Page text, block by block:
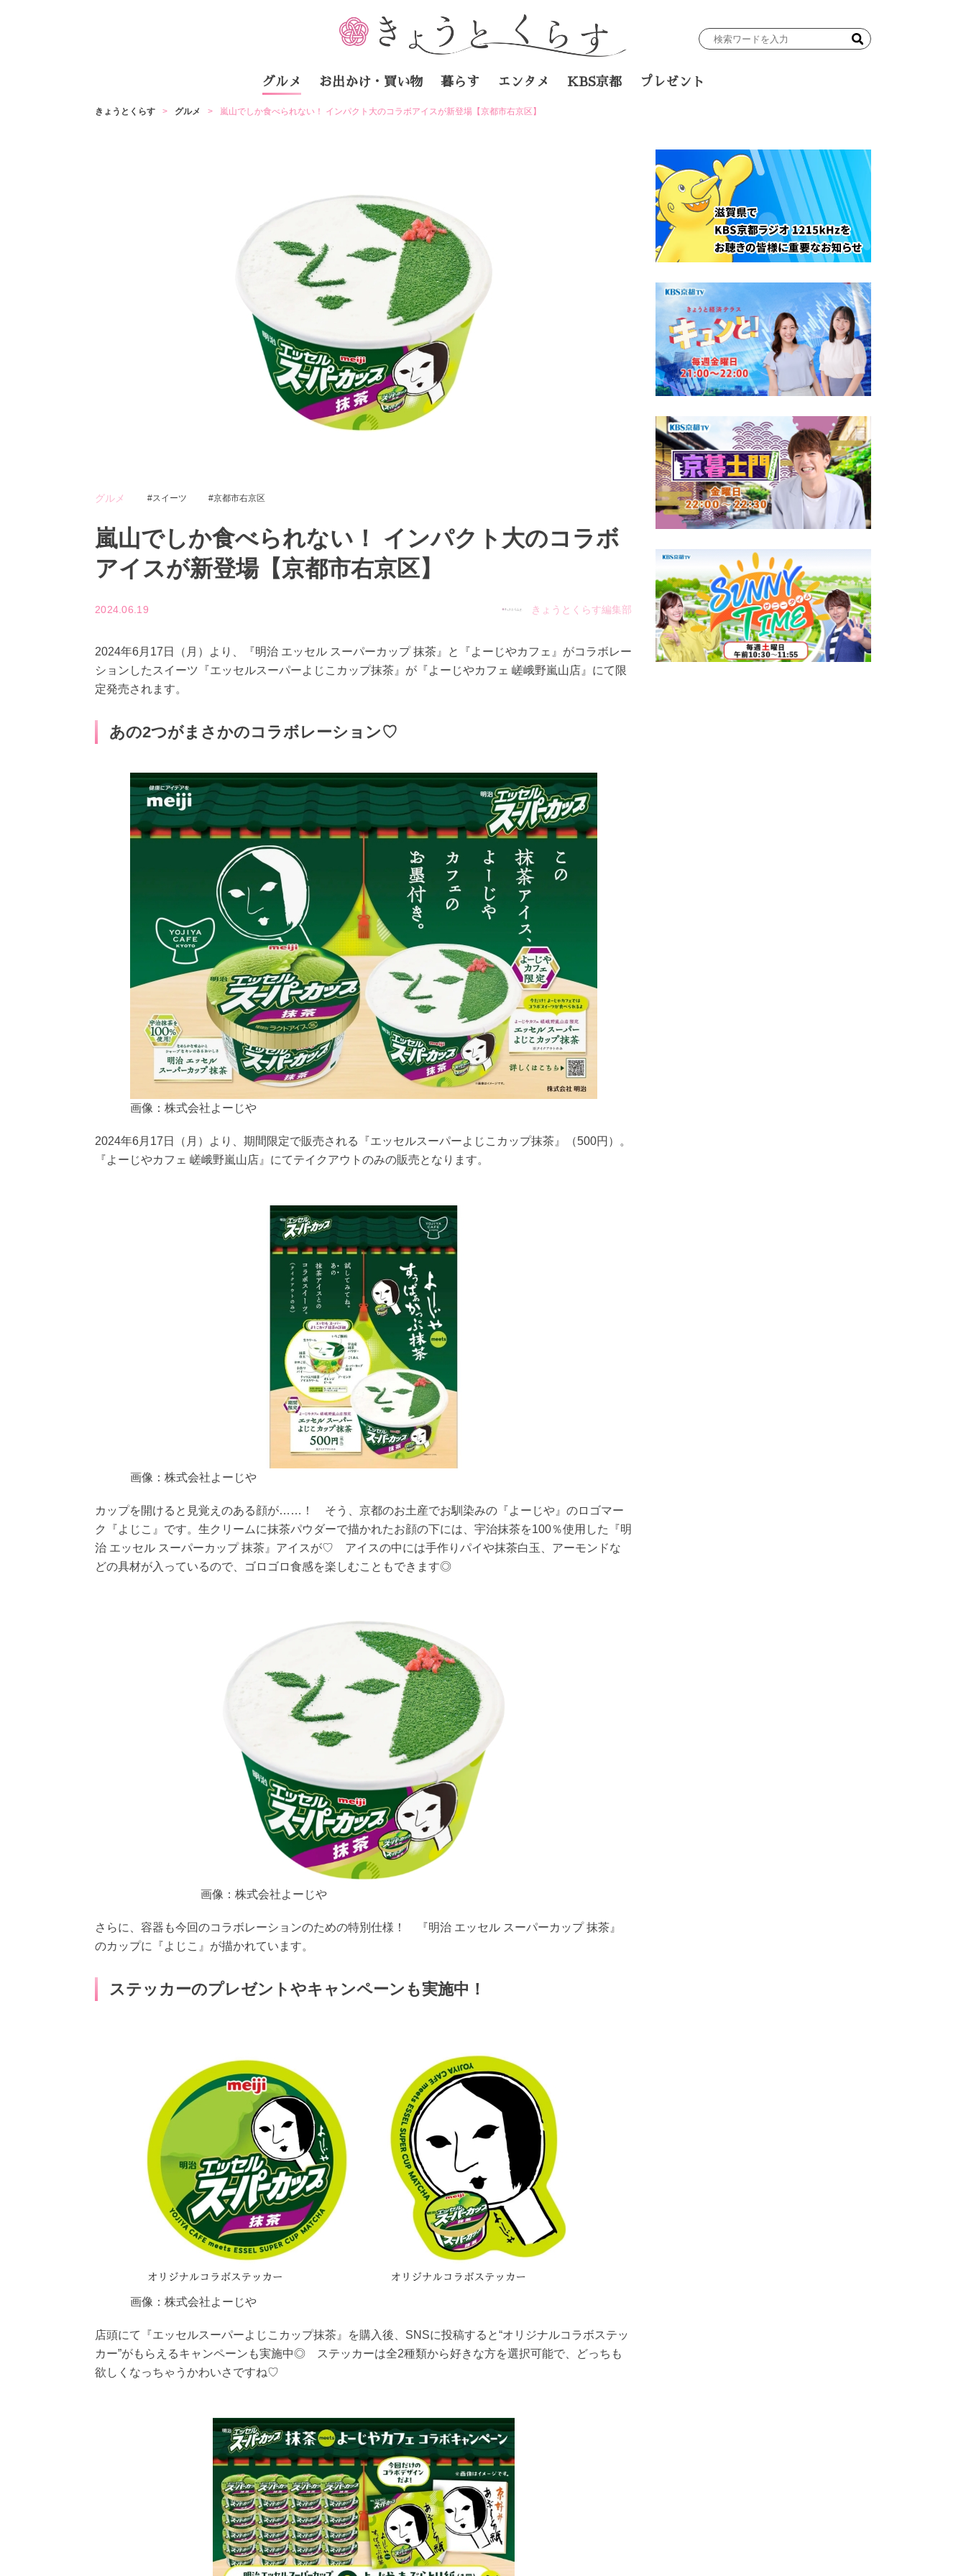
検
力
グルメ お出かけ・買い物 暮らす エンタメ KBS京都 プレゼント
きょうとくらす グルメ 嵐山でしか食べられない！ インパクト大のコラボアイスが新登場【京都市右京区】
グルメ スイーツ 京都市右京区
嵐山でしか食べられない！ インパクト大のコラボ
アイスが新登場【京都市右京区】
2024.06.19 きょうとくらす編集部
2024年6月17日（月）より、『明治 エッセル スーパーカップ 抹茶』と『よーじやカフェ』がコラボレー
ションしたスイーツ『エッセルスーパーよじこカップ抹茶』が『よーじやカフェ 嵯峨野嵐山店』にて限
定発売されます。
あの2つがまさかのコラボレーション♡
画像：株式会社よーじや
2024年6月17日（月）より、期間限定で販売される『エッセルスーパーよじこカップ抹茶』（500円）。
『よーじやカフェ 嵯峨野嵐山店』にてテイクアウトのみの販売となります。
画像：株式会社よーじや
カップを開けると見覚えのある顔が……！ そう、京都のお土産でお馴染みの『よーじや』のロゴマー
ク『よじこ』です。生クリームに抹茶パウダーで描かれたお顔の下には、宇治抹茶を100％使用した『明
治 エッセル スーパーカップ 抹茶』アイスが♡ アイスの中には手作りパイや抹茶白玉、アーモンドな
どの具材が入っているので、ゴロゴロ食感を楽しむこともできます◎
画像：株式会社よーじや
さらに、容器も今回のコラボレーションのための特別仕様！ 『明治 エッセル スーパーカップ 抹茶』
のカップに『よじこ』が描かれています。
ステッカーのプレゼントやキャンペーンも実施中！
画像：株式会社よーじや
店頭にて『エッセルスーパーよじこカップ抹茶』を購入後、SNSに投稿すると“オリジナルコラボステッ
カー”がもらえるキャンペーンも実施中◎ ステッカーは全2種類から好きな方を選択可能で、どっちも
欲しくなっちゃうかわいさですね♡